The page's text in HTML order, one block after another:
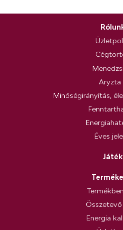
Aryzta
Minőségirányítás,
Éves
Játék
Energia